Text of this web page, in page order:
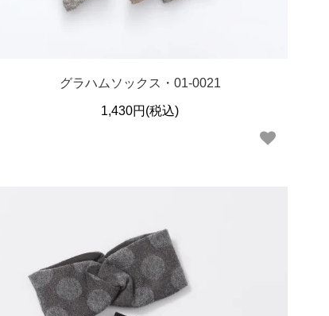
グラハムソックス・01-0021
1,430円(税込)